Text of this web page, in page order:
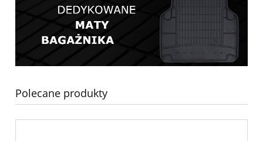
Polecane produkty